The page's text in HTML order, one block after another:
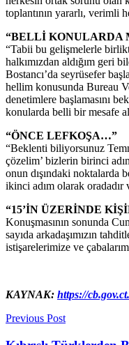
toplantının yararlı, verimli
“BELLİ KONULARDA
“Tabii bu gelişmelerle
halkımızdan aldığım
Bostancı’da seyrüsefer
hellim konusunda Bureau
denetimlere başlamasını
konularda belli bir mesafe
“ÖNCE LEFKOŞA…”
“Beklenti biliyorsunuz
çözelim’ bizlerin birinci
onun dışındaki noktalarda
ikinci adım olarak
“15’İN ÜZERİNDE
Konuşmasının sonunda
sayıda arkadaşımızın
istişarelerimize ve
KAYNAK: https://
Previous Post